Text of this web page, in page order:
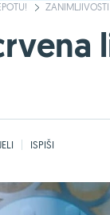
ZANIMLJIVOSTI
ISPIŠI